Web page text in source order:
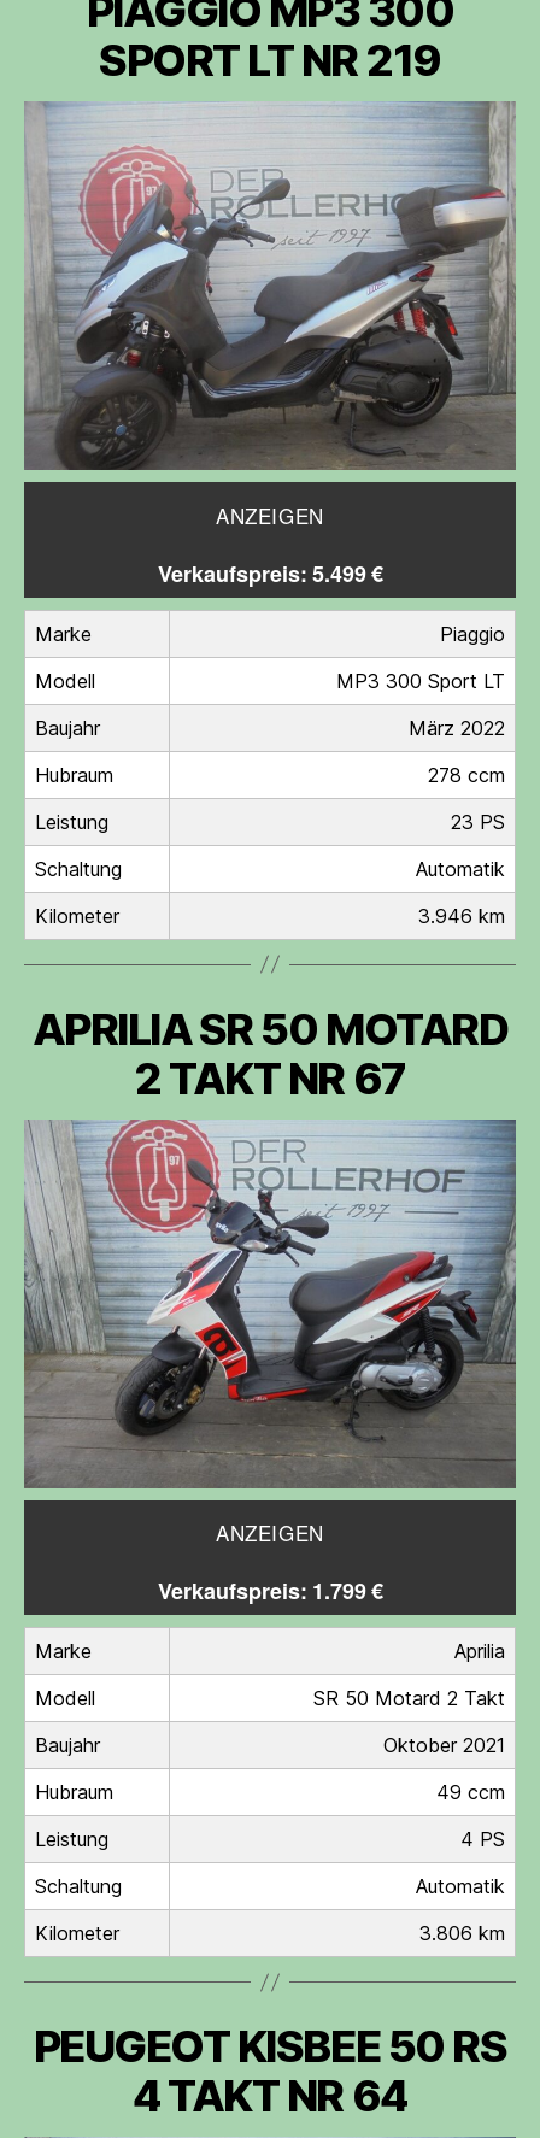
PIAGGIO MP3 300
SPORT LT NR 219
ANZEIGEN
Verkaufspreis: 5.499 €
Marke
Piaggio
Modell
MP3 300 Sport LT
Baujahr
März 2022
Hubraum
278 ccm
Leistung
23 PS
Schaltung
Automatik
Kilometer
3.946 km
APRILIA SR 50 MOTARD
2 TAKT NR 67
ANZEIGEN
Verkaufspreis: 1.799 €
Marke
Aprilia
Modell
SR 50 Motard 2 Takt
Baujahr
Oktober 2021
Hubraum
49 ccm
Leistung
4 PS
Schaltung
Automatik
Kilometer
3.806 km
PEUGEOT KISBEE 50 RS
4 TAKT NR 64